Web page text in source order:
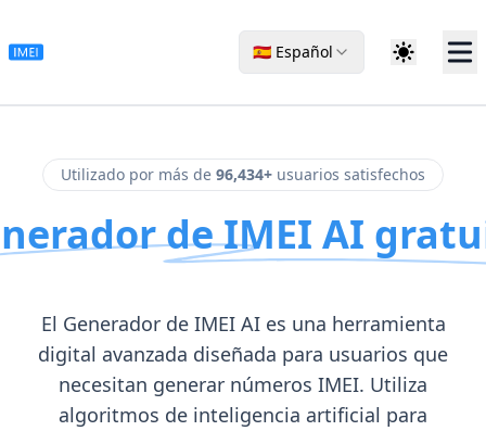
🇪🇸 Español
Utilizado por más de 96,434+ usuarios satisfechos
de IMEI AI
El Generador de IMEI AI es una herramienta
digital avanzada diseñada para usuarios que
necesitan generar números IMEI. Utiliza
algoritmos de inteligencia artificial para